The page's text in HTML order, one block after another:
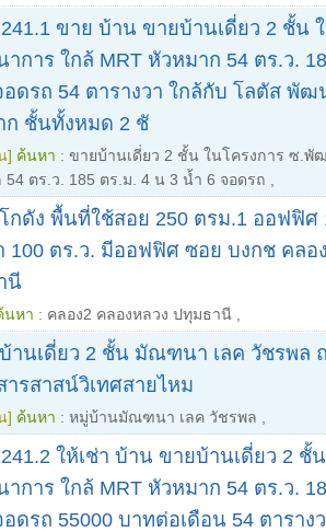
ขาย บ้าน ขายบ้านเดี่ยว 2 ชั้น
การ ใกล้ MRT หัวหมาก 54 ตร.ว.
ดรถ 54 ตารางวา ใกล้กับ โลตัส พัฒ
ก ชั้นทั้งหมด 2 ชั
] ค้นหา : ขายบ้านเดี่ยว 2 ชั้น ในโครงการ ซ.พั
54 ตร.ว. 185 ตร.ม. 4 น 3 น้ำ 6 จอดรถ
กดัง พื้นที่ใช้สอย 250 ตรม.1 ออฟฟิศ
100 ตร.ว. มีออฟฟิศ ซอย บงกช คลอ
นี
นหา : คลอง2 คลองหลวง ปทุมธานี
บ้านเดี่ยว 2 ชั้น มัณฑนา เลค วัชรพล
ารสาสน์วิเทศสายไหม
] ค้นหา : หมู่บ้านมัณฑนา เลค วัชรพล
ให้เช่า บ้าน ขายบ้านเดี่ยว 2 ชั้
การ ใกล้ MRT หัวหมาก 54 ตร.ว.
ดรถ 55000 บาทต่อเดือน 54 ตาราง